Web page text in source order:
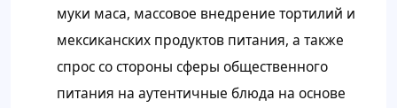
муки маса, массовое внедрение тортилий и
мексиканских продуктов питания, а также
спрос со стороны сферы общественного
питания на аутентичные блюда на основе